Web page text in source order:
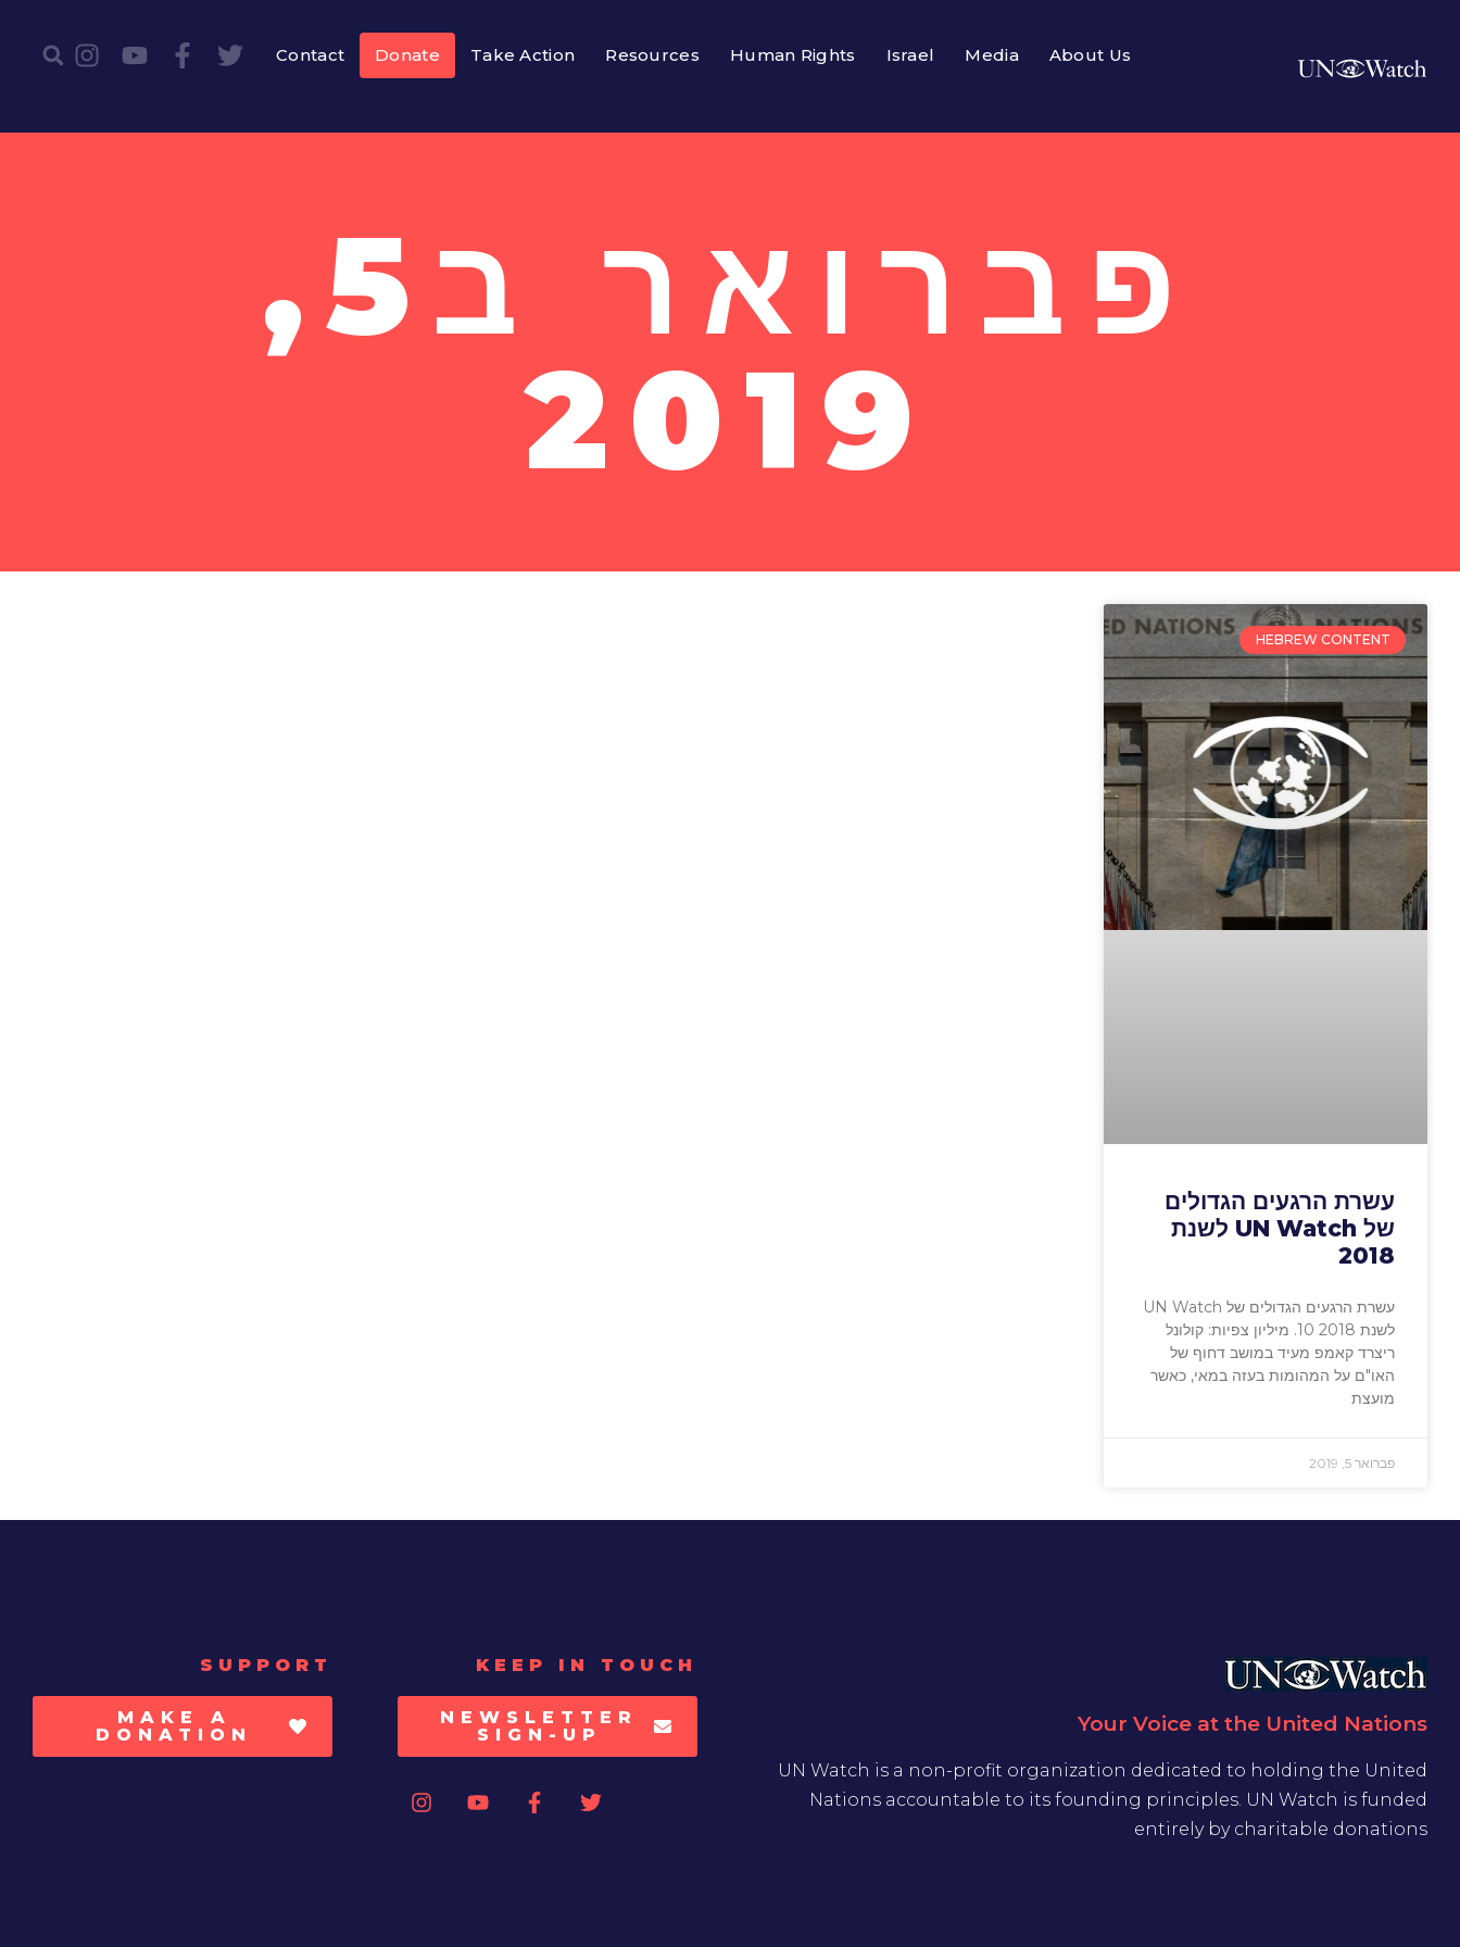
About Us
Media
Israel
Human Rights
Resources
Take Action
Donate
Contact
פברואר ב5,
2019
HEBREW CONTENT
עשרת הרגעים הגדולים
של UN Watch לשנת
2018
עשרת הרגעים הגדולים של UN Watch
לשנת 2018 10. מיליון צפיות: קולונל
ריצרד קאמפ מעיד במושב דחוף של
האו"ם על המהומות בעזה במאי, כאשר
מועצת
פברואר 5, 2019
Your Voice at the United Nations
UN Watch is a non-profit organization dedicated to holding the United
Nations accountable to its founding principles. UN Watch is funded
entirely by charitable donations
KEEP IN TOUCH
NEWSLETTER
SIGN-UP
SUPPORT
MAKE A
DONATION